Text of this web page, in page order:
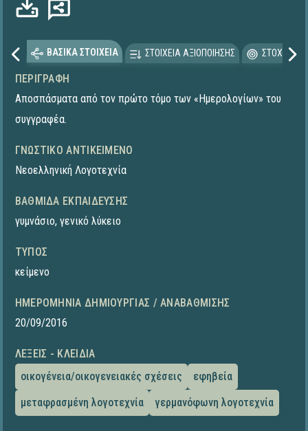
ΒΑΣΙΚΑ ΣΤΟΙΧΕΙΑ ΣΤΟΙΧΕΙΑ ΑΞΙΟΠΟΙΗΣΗΣ
ΠΕΡΙΓΡΑΦΉ
Αποσπάσματα από τον πρώτο τόμο των «Ημερολογίων» του
συγγραφέα.
ΓΝΩΣΤΙΚΌ ΑΝΤΙΚΕΊΜΕΝΟ
Νεοελληνική Λογοτεχνία
ΒΑΘΜΊΔΑ ΕΚΠΑΊΔΕΥΣΗΣ
γυμνάσιο, γενικό λύκειο
ΤΎΠΟΣ
κείμενο
ΗΜΕΡΟΜΗΝΊΑ ΔΗΜΙΟΥΡΓΊΑΣ / ΑΝΑΒΆΘΜΙΣΗΣ
20/09/2016
ΛΈΞΕΙΣ - ΚΛΕΙΔΙΆ
οικογένεια/οικογενειακές σχέσεις
εφηβεία
μεταφρασμένη λογοτεχνία
γερμανόφωνη λογοτεχνία